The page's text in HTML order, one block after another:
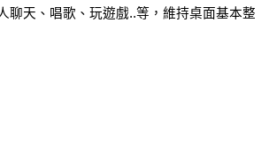
聊天、唱歌、玩遊戲..等，維持桌面基本整